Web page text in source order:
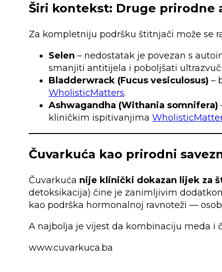
Širi kontekst: Druge prirodne
Za kompletniju podršku štitnjači može se
Selen – nedostatak je povezan s
smanjiti antitijela i poboljšati
Bladderwrack (Fucus vesiculosus) –
WholisticMatters.
Ashwagandha (Withania somnifera)
kliničkim ispitivanjima
Čuvarkuća kao prirodni
Čuvarkuća nije klinički dokazan lijek za
detoksikacija) čine je zanimljivim
kao podrška hormonalnoj ravnoteži —
A najbolja je vijest da kombinaciju meda i
www.cuvarkuca.ba